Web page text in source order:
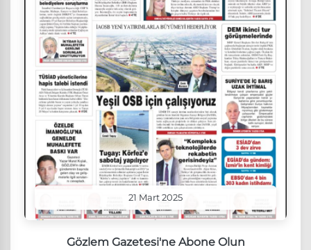
21 Mart 2025
Gözlem Gazetesi'ne Abone Olun